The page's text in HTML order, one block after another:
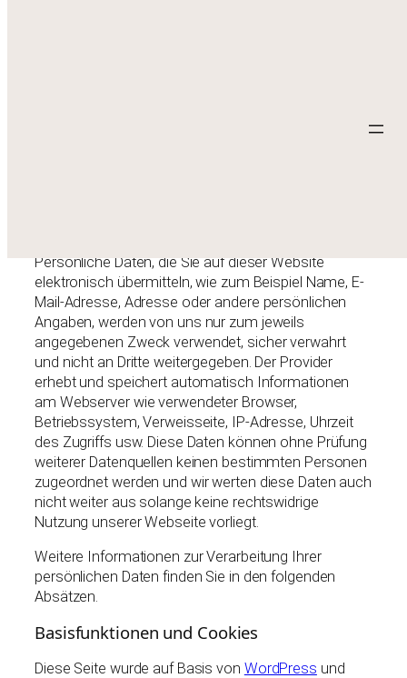
Persönliche Daten, die Sie auf dieser Website
elektronisch übermitteln, wie zum Beispiel Name, E-
Mail-Adresse, Adresse oder andere persönlichen
Angaben, werden von uns nur zum jeweils
angegebenen Zweck verwendet, sicher verwahrt
und nicht an Dritte weitergegeben. Der Provider
erhebt und speichert automatisch Informationen
am Webserver wie verwendeter Browser,
Betriebssystem, Verweisseite, IP-Adresse, Uhrzeit
des Zugriffs usw. Diese Daten können ohne Prüfung
weiterer Datenquellen keinen bestimmten Personen
zugeordnet werden und wir werten diese Daten auch
nicht weiter aus solange keine rechtswidrige
Nutzung unserer Webseite vorliegt.
Weitere Informationen zur Verarbeitung Ihrer
persönlichen Daten finden Sie in den folgenden
Absätzen.
Basisfunktionen und Cookies
Diese Seite wurde auf Basis von WordPress und